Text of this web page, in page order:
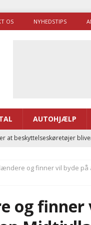
OS NYHEDSTIPS
AUTOHJÆLP
at beskyttelseskøretøjer
gennemsnitlige responstid
af sygetransporttilladelser
og finner vil byde på
og finner